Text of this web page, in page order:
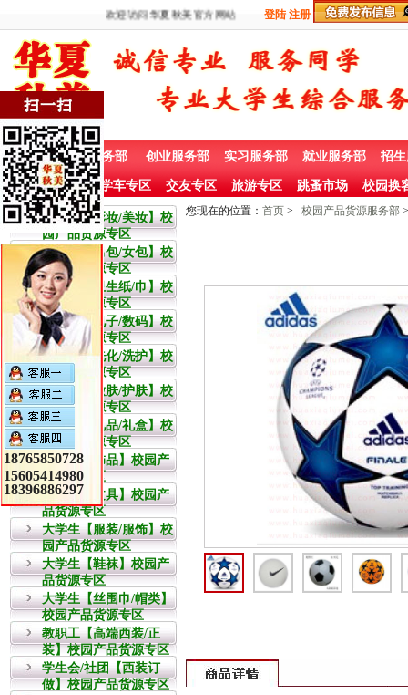
欢迎访问华夏秋美官方网站 登陆 注册
首 页 兼职服务部 创业服务部 实习服务部 就业服务部 招
社团赞助专栏 学车专区 交友专区 旅游专区 跳蚤市场 校园换
大学生【彩妆/美妆】校
园产品货源专区
大学生【男包/女包】校
园产品货源专区
大学生【卫生纸/巾】校
园产品货源专区
大学生【电子/数码】校
园产品货源专区
大学生【洗化/洗护】校
园产品货源专区
大学生【嫩肤/护肤】校
园产品货源专区
教职工【礼品/礼盒】校
园产品货源专区
大学生【饰品】校园产
品货源专区
大学生【文具】校园产
品货源专区
大学生【服装/服饰】校
园产品货源专区
大学生【鞋袜】校园产
品货源专区
大学生【丝围巾/帽类】
校园产品货源专区
教职工【高端西装/正
装】校园产品货源专区
学生会/社团【西装订
做】校园产品货源专区
您现在的位置： 首页 > 校园产品货源服务部
18765850728
15605414980
18396886297